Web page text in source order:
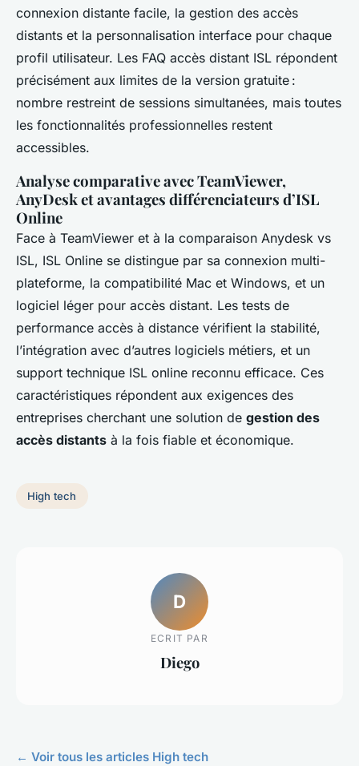
connexion distante facile, la gestion des accès
distants et la personnalisation interface pour chaque
profil utilisateur. Les FAQ accès distant ISL répondent
précisément aux limites de la version gratuite :
nombre restreint de sessions simultanées, mais toutes
les fonctionnalités professionnelles restent
accessibles.
Analyse comparative avec TeamViewer,
AnyDesk et avantages différenciateurs d’ISL
Online
Face à TeamViewer et à la comparaison Anydesk vs
ISL, ISL Online se distingue par sa connexion multi-
plateforme, la compatibilité Mac et Windows, et un
logiciel léger pour accès distant. Les tests de
performance accès à distance vérifient la stabilité,
l’intégration avec d’autres logiciels métiers, et un
support technique ISL online reconnu efficace. Ces
caractéristiques répondent aux exigences des
entreprises cherchant une solution de gestion des
accès distants à la fois fiable et économique.
High tech
D
ECRIT PAR
Diego
← Voir tous les articles High tech